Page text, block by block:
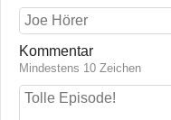
Kommentar
Mindestens 10 Zeichen